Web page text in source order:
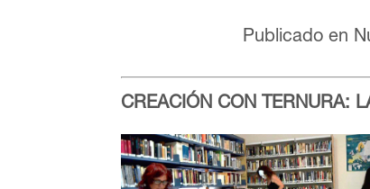
Publicado en
CREACIÓN CON TERNURA: